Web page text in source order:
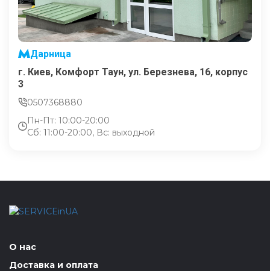
Дарница
г. Киев, Комфорт Таун, ул. Березнева, 16, корпус
3
0507368880
Пн-Пт: 10:00-20:00
Сб: 11:00-20:00, Вс: выходной
О нас
Доставка и оплата